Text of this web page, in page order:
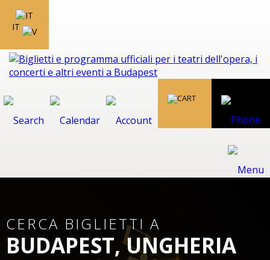
IT
CERCA BIGLIETTI A
BUDAPEST, UNGHERIA